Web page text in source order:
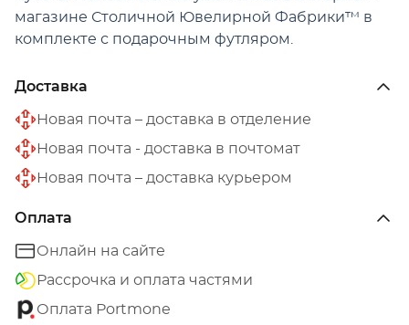
магазине Столичной Ювелирной Фабрики™ в
комплекте с подарочным футляром.
Доставка
Новая почта – доставка в отделение
Новая почта - доставка в почтомат
Новая почта – доставка курьером
Оплата
Онлайн на сайте
Рассрочка и оплата частями
Оплата Portmone